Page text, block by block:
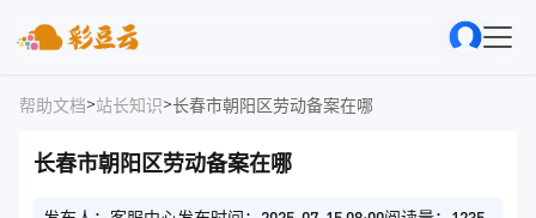
帮助文档>站长知识>长春市朝阳区劳动备案在哪
长春市朝阳区劳动备案在哪